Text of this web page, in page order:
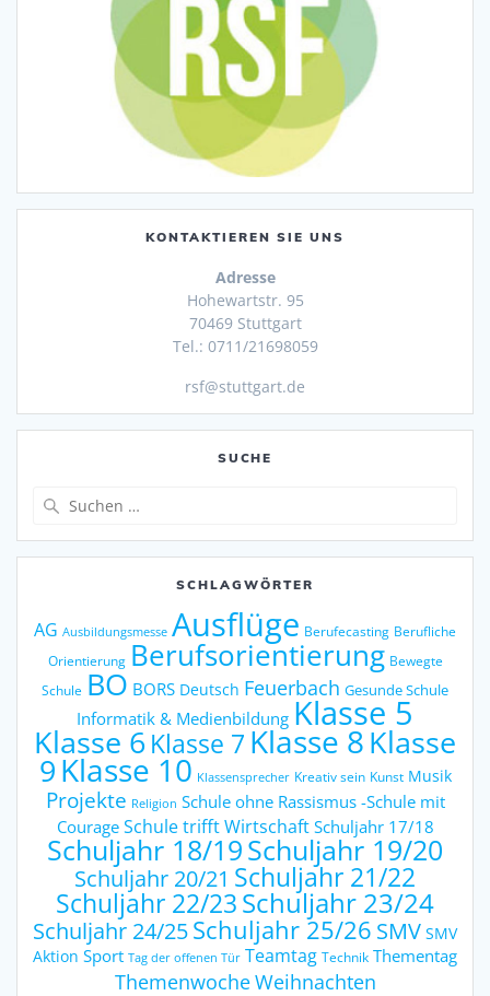
KONTAKTIEREN SIE UNS
Adresse
Hohewartstr. 95
70469 Stuttgart
Tel.: 0711/21698059
rsf@stuttgart.de
SUCHE
SCHLAGWÖRTER
AG Ausbildungsmesse Ausflüge Berufecasting Berufliche
Orientierung Berufsorientierung Bewegte
Schule BO BORS Deutsch Feuerbach Gesunde Schule
Informatik & Medienbildung Klasse 5
Klasse 6Klasse 7 Klasse 8Klasse
9Klasse 10 Klassensprecher Kreativ sein Kunst Musik
Projekte Religion Schule ohne Rassismus -Schule mit
Courage Schule trifft Wirtschaft Schuljahr 17/18
Schuljahr 18/19Schuljahr 19/20
Schuljahr 20/21 Schuljahr 21/22
Schuljahr 22/23Schuljahr 23/24
Schuljahr 24/25Schuljahr 25/26 SMV SMV
Aktion Sport Tag der offenen Tür Teamtag Technik Thementag
ThemenwocheWeihnachten